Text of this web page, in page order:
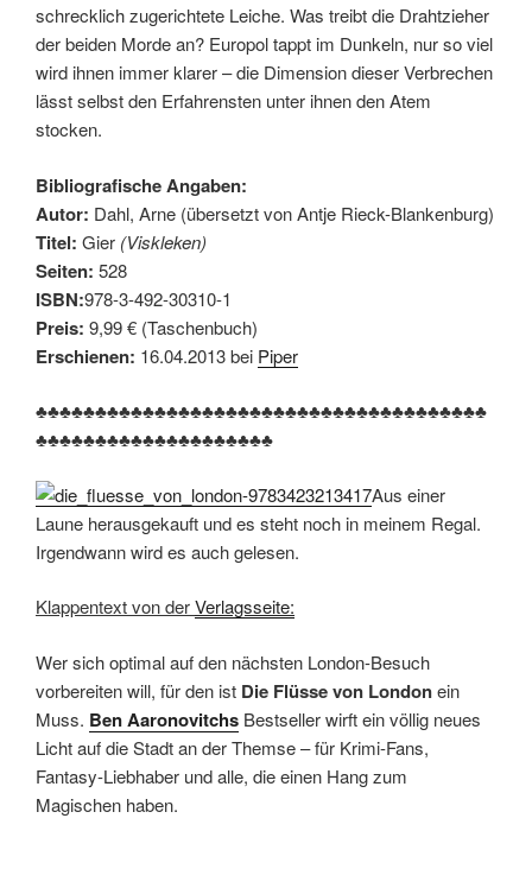
schrecklich zugerichtete Leiche. Was treibt die Drahtzieher
der beiden Morde an? Europol tappt im Dunkeln, nur so viel
wird ihnen immer klarer – die Dimension dieser Verbrechen
lässt selbst den Erfahrensten unter ihnen den Atem
stocken.
Bibliografische Angaben:
Autor: Dahl, Arne (übersetzt von Antje Rieck-Blankenburg)
Titel: Gier (Viskleken)
Seiten: 528
ISBN:978-3-492-30310-1
Preis: 9,99 € (Taschenbuch)
Erschienen: 16.04.2013 bei Piper
♣♣♣♣♣♣♣♣♣♣♣♣♣♣♣♣♣♣♣♣♣♣♣♣♣♣♣♣♣♣♣♣♣♣♣♣♣♣
♣♣♣♣♣♣♣♣♣♣♣♣♣♣♣♣♣♣♣♣
Aus einer
Laune herausgekauft und es steht noch in meinem Regal.
Irgendwann wird es auch gelesen.
Klappentext von derVerlagsseite:
Wer sich optimal auf den nächsten London-Besuch
vorbereiten will, für den ist Die Flüsse von Londonein
Muss. Ben Aaronovitchs Bestseller wirft ein völlig neues
Licht auf die Stadt an der Themse – für Krimi-Fans,
Fantasy-Liebhaber und alle, die einen Hang zum
Magischen haben.